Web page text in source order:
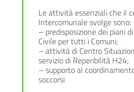
Le attività essenziali che il
Intercomunale svolge sono:
– predisposizione dei piani
Civile per tutti i Comuni;
– attività di Centro
servizio di Reperibilità H24;
– supporto al
soccorsi